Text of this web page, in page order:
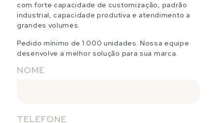
com forte capacidade de customização, padrão
industrial, capacidade produtiva e atendimento a
grandes volumes.
Pedido mínimo de 1.000 unidades. Nossa equipe
desenvolve a melhor solução para sua marca.
NOME
TELEFONE